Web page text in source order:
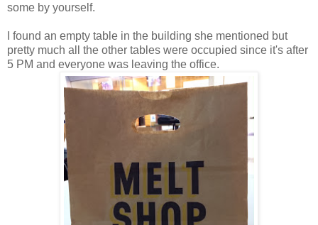
some by yourself.
I found an empty table in the building she mentioned but
pretty much all the other tables were occupied since it's after
5 PM and everyone was leaving the office.